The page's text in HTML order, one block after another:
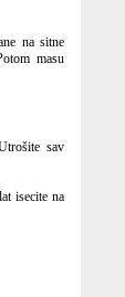
na sitne
masu
sav
isecite na